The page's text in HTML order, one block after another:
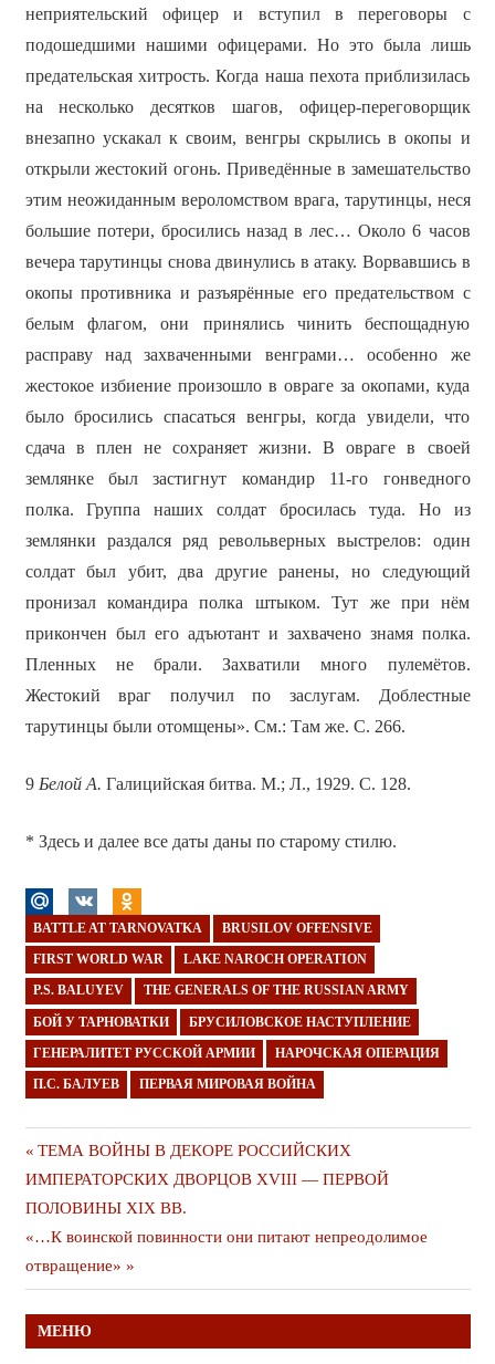
неприятельский офицер и вступил в переговоры с
подошедшими нашими офицерами. Но это была лишь
предательская хитрость. Когда наша пехота приблизилась
на несколько десятков шагов, офицер-переговорщик
внезапно ускакал к своим, венгры скрылись в окопы и
открыли жестокий огонь. Приведённые в замешательство
этим неожиданным вероломством врага, тарутинцы, неся
большие потери, бросились назад в лес… Около 6 часов
вечера тарутинцы снова двинулись в атаку. Ворвавшись в
окопы противника и разъярённые его предательством с
белым флагом, они принялись чинить беспощадную
расправу над захваченными венграми… особенно же
жестокое избиение произошло в овраге за окопами, куда
было бросились спасаться венгры, когда увидели, что
сдача в плен не сохраняет жизни. В овраге в своей
землянке был застигнут командир 11-го гонведного
полка. Группа наших солдат бросилась туда. Но из
землянки раздался ряд револьверных выстрелов: один
солдат был убит, два другиe ранены, но следующий
пронизал командира полка штыком. Тут же при нём
прикончен был его адъютант и захвачено знамя полка.
Пленных не брали. Захватили много пулемётов.
Жестокий враг получил по заслугам. Доблестные
тарутинцы были отомщены». См.: Там же. С. 266.
9 Белой А. Галицийская битва. М.; Л., 1929. С. 128.
* Здесь и далее все даты даны по старому стилю.
BATTLE AT TARNOVATKA BRUSILOV OFFENSIVE
FIRST WORLD WAR LAKE NAROCH OPERATION
P.S. BALUYEV THE GENERALS OF THE RUSSIAN ARMY
БОЙ У ТАРНОВАТКИ БРУСИЛОВСКОЕ НАСТУПЛЕНИЕ
ГЕНЕРАЛИТЕТ РУССКОЙ АРМИИ НАРОЧСКАЯ ОПЕРАЦИЯ
П.С. БАЛУЕВ ПЕРВАЯ МИРОВАЯ ВОЙНА
Навигация
по
записям
Предыдущая
публикация
ТЕМА ВОЙНЫ В ДЕКОРЕ РОССИЙСКИХ
ИМПЕРАТОРСКИХ ДВОРЦОВ XVIII — ПЕРВОЙ
ПОЛОВИНЫ XIX ВВ.
Следующая
публикация
«…К воинской повинности они питают непреодолимое
отвращение»
МЕНЮ